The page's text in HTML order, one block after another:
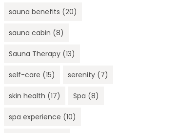
sauna benefits (20)
sauna cabin (8)
Sauna Therapy (13)
self-care (15) serenity (7)
skin health (17) Spa (8)
spa experience (10)